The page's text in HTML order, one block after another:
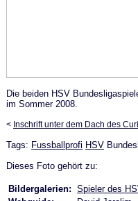
Die beiden HSV
im Sommer 2008.
< Inschrift unter dem Dach des
Tags: Fussballprofi HSV
Dieses Foto gehört zu:
Bildergalerien: Spieler des